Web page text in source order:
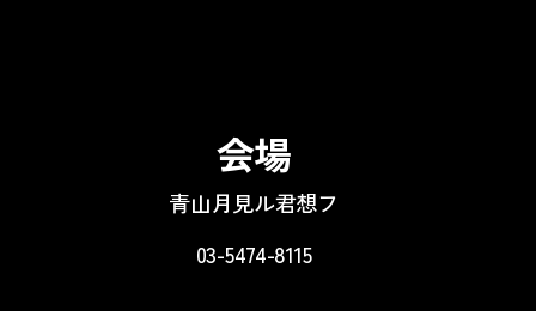
会場
青山月見ル君想フ
03-5474-8115